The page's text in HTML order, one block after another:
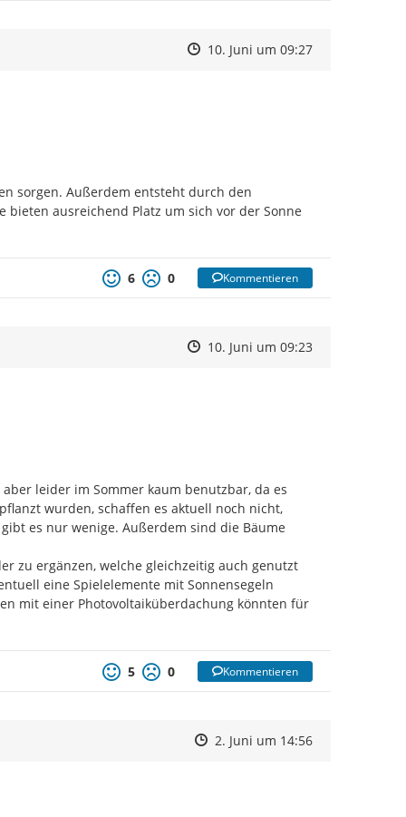
Zeitpunkt des Erstellens
Zeitpunkt des Erstellens
10. Juni um 09:27Zur Äußerung
sorgen. Außerdem entsteht durch den
bieten ausreichend Platz um sich vor der Sonne
6 0 Kommentieren
Zeitpunkt des Erstellens
Zeitpunkt des Erstellens
10. Juni um 09:23Zur Äußerung
leider im Sommer kaum benutzbar, da es
wurden, schaffen es aktuell noch nicht,
es nur wenige. Außerdem sind die Bäume
zu ergänzen, welche gleichzeitig auch genutzt
eine Spielelemente mit Sonnensegeln
mit einer Photovoltaiküberdachung könnten für
5 0 Kommentieren
Zeitpunkt des Erstellens
Zeitpunkt des Erstellens
2. Juni um 14:56Zur Äußerung